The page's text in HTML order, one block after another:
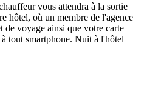
vous attendra à la sortie
hôtel, où un membre de l'agence
de voyage ainsi que votre carte
tout smartphone. Nuit à l'hôtel